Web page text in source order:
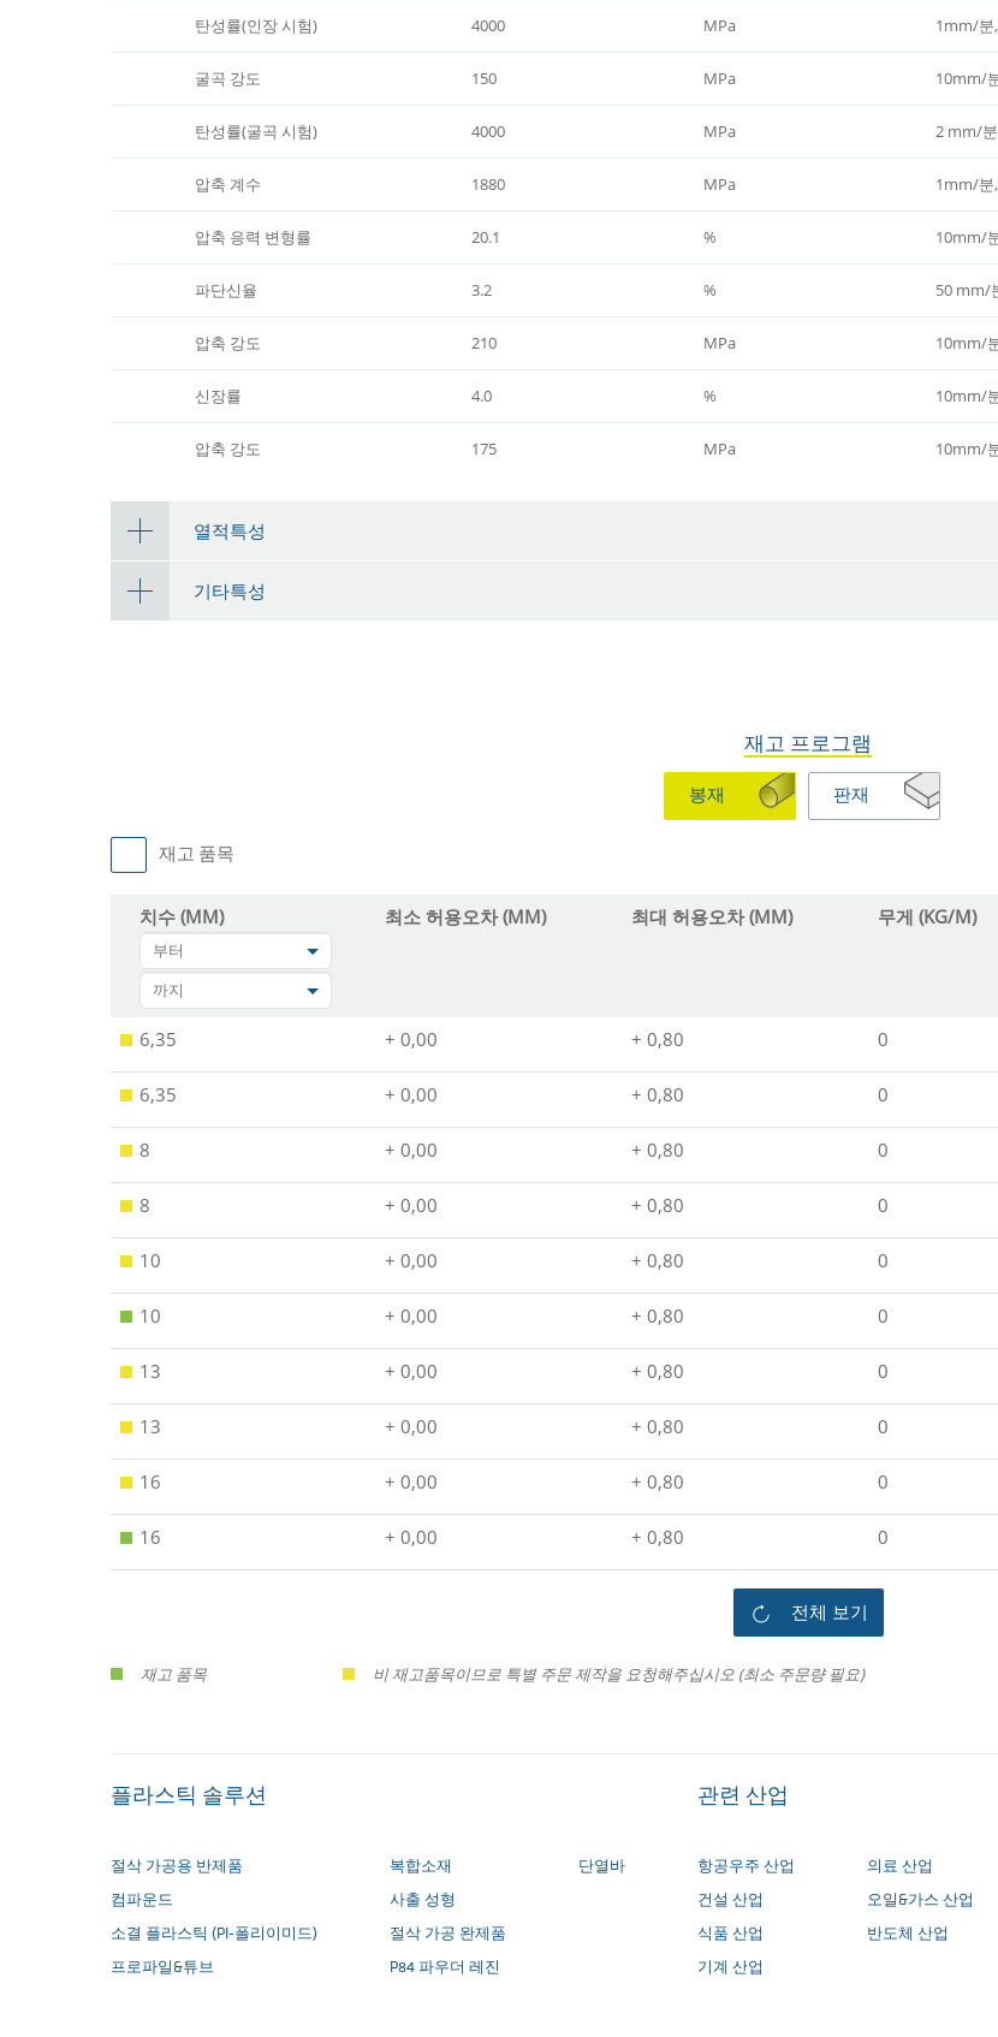
탄성률(인장 시험) 4000 MPa 1mm/분
굴곡 강도 150 MPa 10mm/
탄성률(굴곡 시험) 4000 MPa 2 mm/분
압축 계수 1880 MPa 1mm/분
압축 응력 변형률 20.1 % 10mm/
파단신율 3.2 % 50 mm/
압축 강도 210 MPa 10mm/
신장률 4.0 % 10mm/
압축 강도 175 MPa 10mm/
열적특성
기타특성
재고 프로그램
봉재 판재
재고 품목
치수 (MM)
부터
까지
최소 허용오차 (MM) 최대 허용오차 (MM) 무게 (KG/M)
6,35 + 0,00 + 0,80 0
6,35 + 0,00 + 0,80 0
8 + 0,00 + 0,80 0
8 + 0,00 + 0,80 0
10 + 0,00 + 0,80 0
10 + 0,00 + 0,80 0
13 + 0,00 + 0,80 0
13 + 0,00 + 0,80 0
16 + 0,00 + 0,80 0
16 + 0,00 + 0,80 0
전체 보기
재고 품목 비 재고품목이므로 특별 주문 제작을 요청해주십시오 (최소 주문량 필요)
플라스틱 솔루션
절삭 가공용 반제품
컴파운드
소결 플라스틱 (PI-폴리이미드)
프로파일&튜브
복합소재
사출 성형
절삭 가공 완제품
P84 파우더 레진
단열바
관련 산업
항공우주 산업
건설 산업
식품 산업
기계 산업
의료 산업
오일&가스 산업
반도체 산업